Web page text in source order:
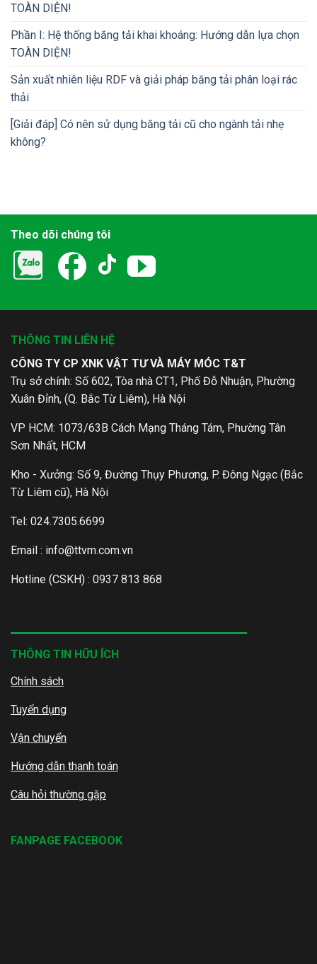
TOÀN DIỆN!
Phần I: Hệ thống băng tải khai khoáng: Hướng dẫn lựa chọn
TOÀN DIỆN!
Sản xuất nhiên liệu RDF và giải pháp băng tải phân loại rác
thải
[Giải đáp] Có nên sử dụng băng tải cũ cho ngành tải nhẹ
không?
Theo dõi chúng tôi
THÔNG TIN HỮU ÍCH
Chính sách
Tuyển dụng
Vận chuyển
Hướng dẫn thanh toán
Câu hỏi thường gặp
THÔNG TIN LIÊN HỆ
CÔNG TY CP XNK VẬT TƯ VÀ MÁY MÓC T&T
Trụ sở chính: Số 602, Tòa nhà CT1, Phố Đỗ Nhuận, Phường
Xuân Đỉnh, (Q. Bắc Từ Liêm), Hà Nội
VP HCM: 1073/63B Cách Mạng Tháng Tám, Phường Tân
Sơn Nhất, HCM
Kho - Xưởng: Số 9, Đường Thụy Phương, P. Đông Ngạc (Bắc
Từ Liêm cũ), Hà Nội
Tel: 024.7305.6699
Email : info@ttvm.com.vn
Hotline (CSKH) : 0937 813 868
FANPAGE FACEBOOK